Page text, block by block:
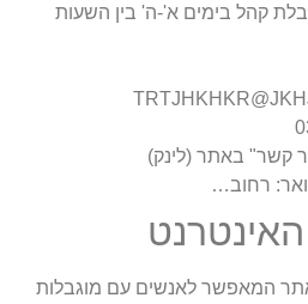
קהל בימים א'-ה' בין השעות
קשר" באתר (לינק)
רחוב…
המאפשר לאנשים עם מוגבלות